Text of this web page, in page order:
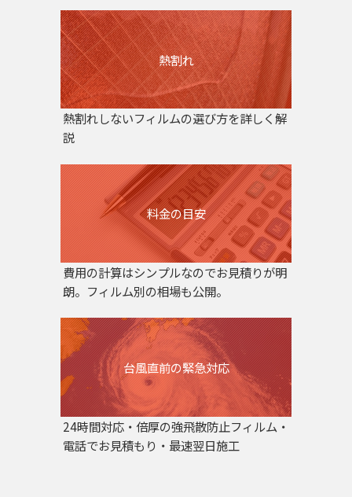
熱割れ
熱割れしないフィルムの選び方を詳しく解
説
料金の目安
費用の計算はシンプルなのでお見積りが明
朗。フィルム別の相場も公開。
台風直前の緊急対応
24時間対応・倍厚の強飛散防止フィルム・
電話でお見積もり・最速翌日施工